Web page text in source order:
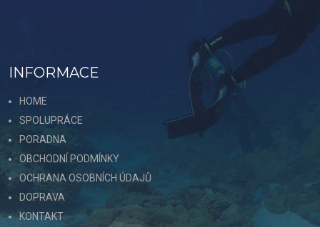
INFORMACE
HOME
SPOLUPRÁCE
PORADNA
OBCHODNÍ PODMÍNKY
OCHRANA OSOBNÍCH ÚDAJŮ
DOPRAVA
KONTAKT